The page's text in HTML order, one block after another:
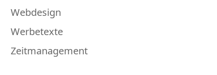
Webdesign
Werbetexte
Zeitmanagement